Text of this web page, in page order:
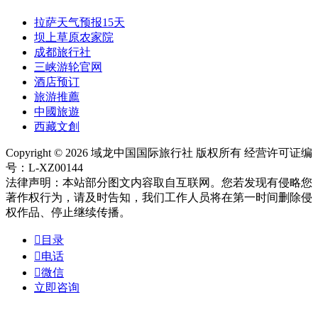
拉萨天气预报15天
坝上草原农家院
成都旅行社
三峡游轮官网
酒店预订
旅游推薦
中國旅遊
西藏文創
Copyright © 2026 域龙中国国际旅行社 版权所有 经营许可证编
号：L-XZ00144
法律声明：本站部分图文内容取自互联网。您若发现有侵略您
著作权行为，请及时告知，我们工作人员将在第一时间删除侵
权作品、停止继续传播。
 目录
电话
微信
立即咨询